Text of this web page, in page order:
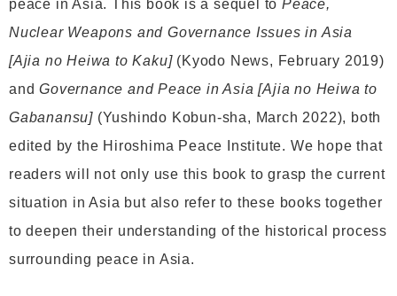
peace in Asia. This book is a sequel to Peace,
Nuclear Weapons and Governance Issues in Asia
[Ajia no Heiwa to Kaku](Kyodo News, February 2019)
andGovernance and Peace in Asia [Ajia no Heiwa to
Gabanansu] (Yushindo Kobun-sha, March 2022), both
edited by the Hiroshima Peace Institute. We hope that
readers will not only use this book to grasp the current
situation in Asia but also refer to these books together
to deepen their understanding of the historical process
surrounding peace in Asia.